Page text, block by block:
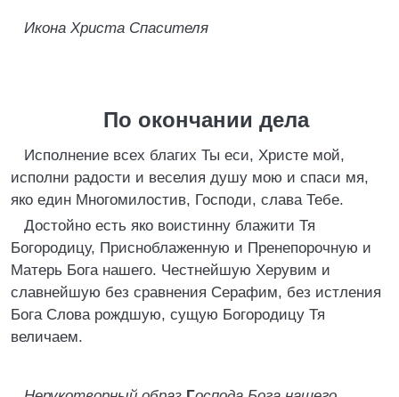
Икона Христа Спасителя
По окончании дела
Исполнение всех благих Ты еси, Христе мой,
исполни радости и веселия душу мою и спаси мя,
яко един Многомилостив, Господи, слава Тебе.
Достойно есть яко воистинну блажити Тя
Богородицу, Присноблаженную и Пренепорочную и
Матерь Бога нашего. Честнейшую Херувим и
славнейшую без сравнения Серафим, без истления
Бога Слова рождшую, сущую Богородицу Тя
величаем.